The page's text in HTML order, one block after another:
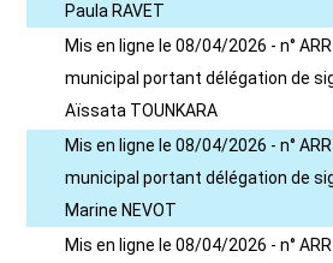
Paula RAVET
Mis en ligne le 08/04/2026 - n°
municipal portant délégation de
Aïssata TOUNKARA
Mis en ligne le 08/04/2026 - n°
municipal portant délégation de
Marine NEVOT
Mis en ligne le 08/04/2026 - n°